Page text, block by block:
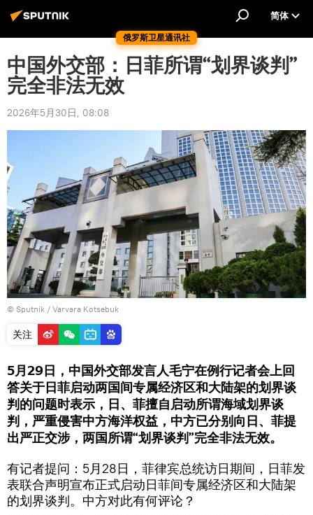
俄罗斯卫星通讯社
简体
中国外交部：日菲所谓“划界谈判”
完全非法无效
2026年5月30日, 08:08
© Sputnik / Varvara Kotsebuk
关注
5月29日，中国外交部发言人毛宁在例行记者会上回
答关于日菲启动两国间专属经济区和大陆架的划界谈
判的问题时表示，日、菲擅自启动所谓海域划界谈
判，严重侵害中方海洋权益，中方已分别向日、菲提
出严正交涉，两国所谓“划界谈判”完全非法无效。
有记者提问：5月28日，菲律宾总统访日期间，日菲发
表联合声明宣布正式启动日菲间专属经济区和大陆架
的划界谈判。中方对此有何评论？